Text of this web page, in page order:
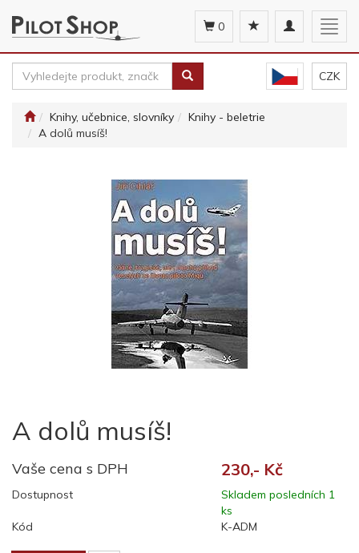
Toggle
navigation
0
CZK
Knihy, učebnice, slovníky
Knihy - beletrie
A dolů musíš!
A dolů musíš!
Vaše cena s DPH 230,- Kč
Dostupnost
Skladem posledních 1
ks
Kód
K-ADM